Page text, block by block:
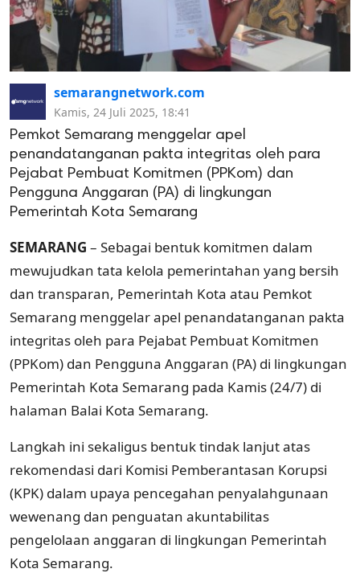
semarangnetwork.com
Kamis, 24 Juli 2025, 18:41
Pemkot Semarang menggelar apel
penandatanganan pakta integritas oleh para
Pejabat Pembuat Komitmen (PPKom) dan
Pengguna Anggaran (PA) di lingkungan
Pemerintah Kota Semarang
SEMARANG – Sebagai bentuk komitmen dalam
mewujudkan tata kelola pemerintahan yang bersih
dan transparan, Pemerintah Kota atau Pemkot
Semarang menggelar apel penandatanganan pakta
integritas oleh para Pejabat Pembuat Komitmen
(PPKom) dan Pengguna Anggaran (PA) di lingkungan
Pemerintah Kota Semarang pada Kamis (24/7) di
halaman Balai Kota Semarang.
Langkah ini sekaligus bentuk tindak lanjut atas
rekomendasi dari Komisi Pemberantasan Korupsi
(KPK) dalam upaya pencegahan penyalahgunaan
wewenang dan penguatan akuntabilitas
pengelolaan anggaran di lingkungan Pemerintah
Kota Semarang.